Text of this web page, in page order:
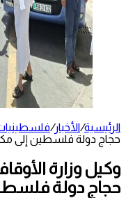
الرئيسية/الأخبار/
حجاج دولة فلسطين إلى
وكيل وزارة
حجاج دولة